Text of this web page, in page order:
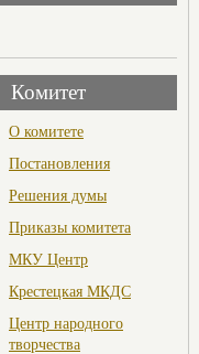
Комитет
О комитете
Постановления
Решения думы
Приказы комитета
МКУ Центр
Крестецкая МКДС
Центр народного
творчества